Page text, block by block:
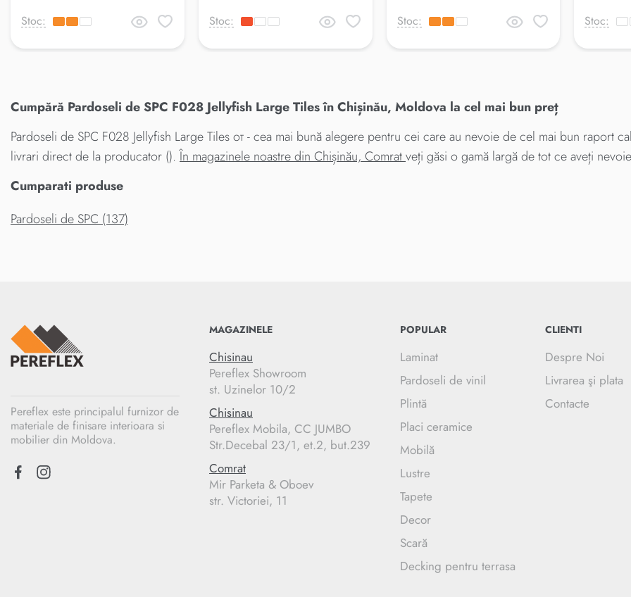
Stoc: Stoc: Stoc: Stoc:
Cumpără Pardoseli de SPC F028 Jellyfish Large Tiles în Chișinău, Moldova la cel mai bun preț
Pardoseli de SPC F028 Jellyfish Large Tiles от - cea mai bună alegere pentru cei care au nevoie de cel mai bun raport
livrari direct de la producator ().În magazinele noastre din Chișinău, Comratveți găsi o gamă largă de tot ce aveți
Cumparati produse
Pardoseli de SPC (137)
Pereflex este principalul furnizor de
materiale de finisare interioara si
mobilier din Moldova.
MAGAZINELE
Chisinau
Pereflex Showroom
st. Uzinelor 10/2
Chisinau
Pereflex Mobila, CC JUMBO
Str.Decebal 23/1, et.2, but.239
Comrat
Mir Parketa & Oboev
str. Victoriei, 11
POPULAR
Laminat
Pardoseli de vinil
Plintă
Placi ceramice
Mobilă
Lustre
Tapete
Decor
Scară
Decking pentru terrasa
CLIENTI
Despre Noi
Livrarea şi plata
Contacte